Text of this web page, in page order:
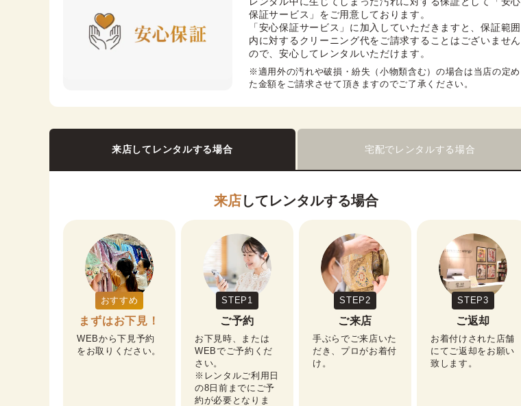
保証サービス」をご用意しております。
「安心保証サービス」に加入していただきますと、保証範囲
内に対するクリーニング代をご請求することはございません
ので、安心してレンタルいただけます。
※適用外の汚れや破損・紛失（小物類含む）の場合は当店の定め
た金額をご請求させて頂きますのでご了承ください。
来店してレンタルする場合 宅配でレンタルする場合
来店してレンタルする場合
おすすめ
まずはお下見！
WEBから下見予約
をお取りください。
STEP1
ご予約
お下見時、または
WEBでご予約くだ
さい。
※レンタルご利用日
の8日前までにご予
約が必要となりま
STEP2
ご来店
手ぶらでご来店いた
だき、プロがお着付
け。
STEP3
ご返却
お着付けされた店舗
にてご返却をお願い
致します。